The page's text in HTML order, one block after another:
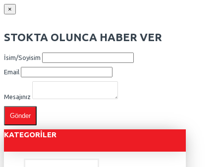
×
STOKTA OLUNCA HABER VER
İsim/Soyisim
Email
Mesajınız
Gönder
KATEGORILER